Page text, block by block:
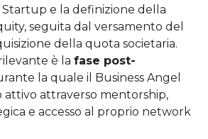
e la definizione della
seguita dal versamento del
della quota societaria.
è la fase post-
la quale il Business Angel
attraverso mentorship,
e accesso al proprio network